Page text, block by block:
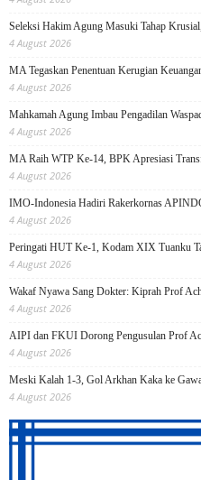
Seleksi Hakim Agung Masuki Tahap
4 August 2026
MA Tegaskan Penentuan Kerugian
4 August 2026
Mahkamah Agung Imbau Pengadilan
4 August 2026
MA Raih WTP Ke-14, BPK Apresiasi
4 August 2026
IMO-Indonesia Hadiri Rakerkornas
4 August 2026
Peringati HUT Ke-1, Kodam XIX Tuanku
4 August 2026
Wakaf Nyawa Sang Dokter: Kiprah Prof
4 August 2026
AIPI dan FKUI Dorong Pengusulan Prof
4 August 2026
Meski Kalah 1-3, Gol Arkhan Kaka ke
4 August 2026